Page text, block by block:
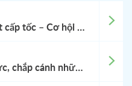
[Chiêu sinh] Học tiếng Nhật cấp tốc – Cơ hội làm Quản lý Nhà hàng tại Nhật, lương hấp dẫn!
Người gieo hạt mầm tri thức, chắp cánh những ước mơ